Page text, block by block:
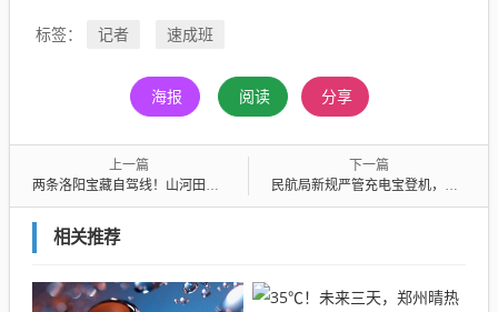
标签： 记者 速成班
海报 阅读 分享
上一篇
两条洛阳宝藏自驾线！山河田园美成童话，好吃好逛原地封神！
下一篇
民航局新规严管充电宝登机，无3C认证或召回批次即禁飞
相关推荐